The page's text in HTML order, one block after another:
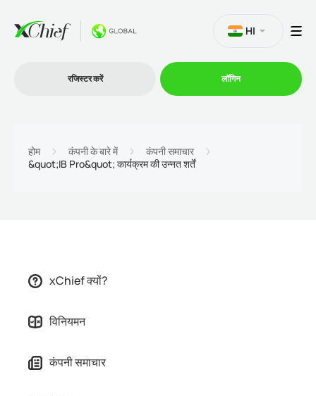
भागीदारों के लिये
HI
रजिस्टर करें लॉगिन
होम कंपनी के बारे में
कंपनी समाचार
&quot;IB Pro&quot; कार्यक्रम की उन्नत शर्तें
xChief क्यों?
विनियमन
कंपनी समाचार